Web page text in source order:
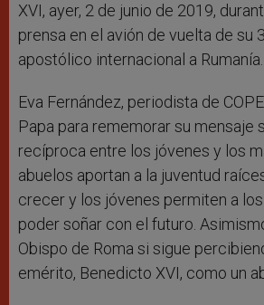
XVI, ayer, 2 de junio de 2019,
prensa en el avión de vuelta de su
apostólico internacional a Rumanía.
Eva Fernández, periodista de
Papa para rememorar su mensaje
recíproca entre los jóvenes y los
abuelos aportan a la juventud
crecer y los jóvenes permiten a
poder soñar con el futuro.
Obispo de Roma si sigue
emérito, Benedicto XVI, como un